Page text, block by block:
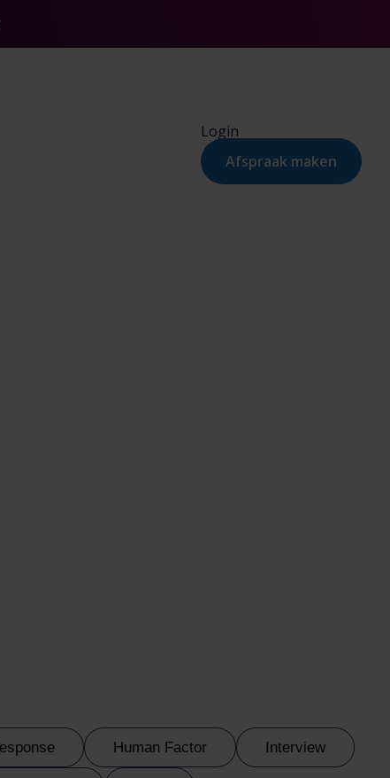
Login
Afspraak maken
Human Factor Interview